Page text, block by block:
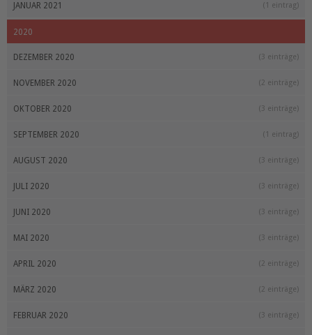
JANUAR 2021 (1 eintrag)
2020
DEZEMBER 2020 (3 einträge)
NOVEMBER 2020 (2 einträge)
OKTOBER 2020 (3 einträge)
SEPTEMBER 2020 (1 eintrag)
AUGUST 2020 (3 einträge)
JULI 2020 (3 einträge)
JUNI 2020 (3 einträge)
MAI 2020 (3 einträge)
APRIL 2020 (2 einträge)
MÄRZ 2020 (2 einträge)
FEBRUAR 2020 (3 einträge)